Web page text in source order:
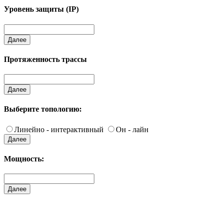
Уровень защиты (IP)
Далее
Протяженность трассы
Далее
Выберите топологию:
Линейно - интерактивный Он - лайн
Далее
Мощность:
Далее